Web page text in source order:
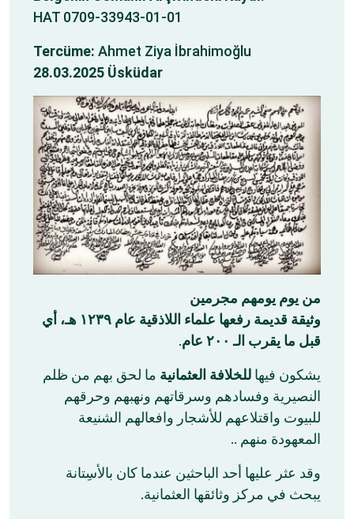
HAT 0709-33943-01-01
Tercüme: Ahmet Ziya İbrahimoğlu
28.03.2025 Üsküdar
من يوم يومهم مجرمين
وثيقة قديمة رفعها علماء اللاذقية عام ١٢٣٩ هـ، أي
قبل ما يقرب الـ ٢٠٠ عام
.
‏يشكون فيها للخلافة العثمانية ما لحق بهم من ظلم
النصيرية وفسادهم وسرقاتهم ونهبهم وحرقهم
للبيوت واقتلاعهم للأشجار وافعالهم الشنيعة
المعهودة منهم ..
‏وقد عثر عليها أحد الباحثين عندما كان بالأسِتانة
يبحث في مركز وثائقها العثمانية.